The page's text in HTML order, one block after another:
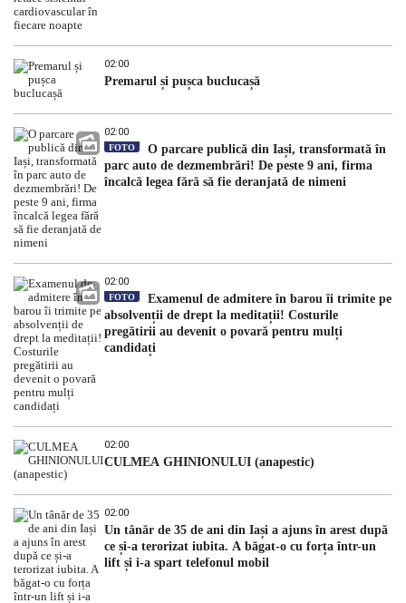
02:00
Premarul și pușca buclucașă
02:00
FOTO
O parcare publică din Iași, transformată în
parc auto de dezmembrări! De peste 9 ani, firma
încalcă legea fără să fie deranjată de nimeni
02:00
FOTO
Examenul de admitere în barou îi trimite pe
absolvenții de drept la meditații! Costurile
pregătirii au devenit o povară pentru mulți
candidați
02:00
CULMEA GHINIONULUI (anapestic)
02:00
Un tânăr de 35 de ani din Iași a ajuns în arest după
ce și-a terorizat iubita. A băgat-o cu forța într-un
lift și i-a spart telefonul mobil